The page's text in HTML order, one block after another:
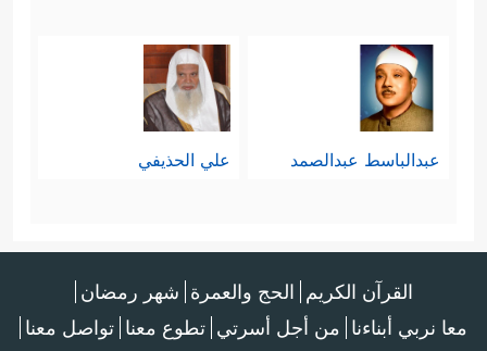
عبدالباسط عبدالصمد علي الحذيفي
القرآن الكريم الحج والعمرة شهر رمضان
معا نربي أبناءنا من أجل أسرتي تطوع معنا تواصل معنا